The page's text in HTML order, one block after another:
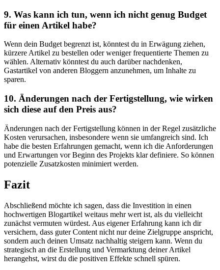
9. Was kann ich tun, wenn ich nicht genug Budget
für einen Artikel habe?
Wenn dein Budget begrenzt ist, könntest du in ‌Erwägung ziehen,
kürzere Artikel zu bestellen oder weniger frequentierte Themen zu
wählen. Alternativ könntest du auch darüber nachdenken,
Gastartikel von anderen Bloggern anzunehmen, um Inhalte⁤ zu
sparen.
10. Änderungen nach der Fertigstellung, ​wie wirken
sich diese auf den Preis aus?
Änderungen nach der Fertigstellung können in der Regel zusätzliche
Kosten verursachen, insbesondere wenn sie⁤ umfangreich sind. Ich
habe die ⁣besten Erfahrungen gemacht, wenn ich die Anforderungen
und Erwartungen vor Beginn des ⁤Projekts klar definiere. So können
potenzielle Zusatzkosten minimiert werden.
Fazit
Abschließend möchte ich sagen, dass die Investition ⁤in einen
hochwertigen Blogartikel weitaus mehr wert ist, als du⁢ vielleicht
zunächst vermuten würdest. Aus eigener Erfahrung⁤ kann ich dir
versichern, dass guter Content nicht nur deine⁤ Zielgruppe anspricht,
sondern auch deinen Umsatz nachhaltig steigern kann. Wenn du
strategisch an die Erstellung und Vermarktung deiner ⁣Artikel
herangehst,⁤ wirst du die positiven Effekte schnell spüren.